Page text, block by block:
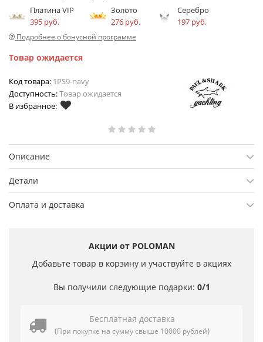
Платина VIP
395 руб.
Золото
276 руб.
Серебро
197 руб.
Подробнее о бонусной программе
Товар ожидается
Код товара: 1PS9-navy
Доступность:Товар ожидается
В избранное:
Описание
Детали
Оплата и доставка
Акции от POLOMAN
Добавьте товар в корзину и участвуйте в акциях
Вы получили следующие подарки: 0/1
Бесплатная доставка
(При покупке на сумму свыше 10000 рублей)